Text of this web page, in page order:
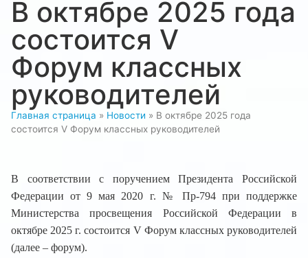
В октябре 2025 года
состоится V
Форум классных
руководителей
Главная страница » Новости » В октябре 2025 года
состоится V Форум классных руководителей
В соответствии с поручением Президента Российской
Федерации от 9 мая 2020 г. № Пр-794 при поддержке
Министерства просвещения Российской Федерации в
октябре 2025 г. состоится V Форумклассных руководителей
(далее – форум).